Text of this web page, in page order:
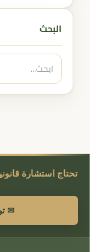
البحث
البحث
عن:
تحتاج استشارة
✉